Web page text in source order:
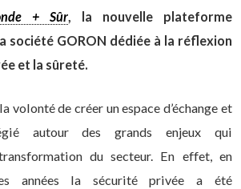
+ Sûr, la nouvelle plateforme
société GORON dédiée à la réflexion
et la sûreté.
volonté de créer un espace d’échange et
autour des grands enjeux qui
du secteur. En effet, en
années la sécurité privée a été